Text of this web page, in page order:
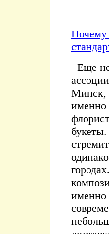
Почему
Еще
Минск,
именно
именно